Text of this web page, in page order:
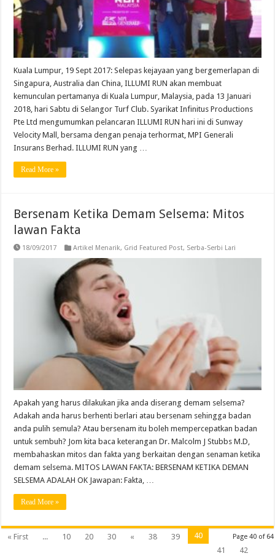
Kuala Lumpur, 19 Sept 2017: Selepas kejayaan yang bergemerlapan di
Singapura, Australia dan China, ILLUMI RUN akan membuat
kemunculan pertamanya di Kuala Lumpur, Malaysia, pada 13 Januari
2018, hari Sabtu di Selangor Turf Club. Syarikat Infinitus Productions
Pte Ltd mengumumkan pelancaran ILLUMI RUN hari ini di Sunway
Velocity Mall, bersama dengan penaja terhormat, MPI Generali
Insurans Berhad. ILLUMI RUN yang …
Read More »
Bersenam Ketika Demam Selsema: Mitos
lawan Fakta
18/09/2017 Artikel Menarik, Grid Featured Post, Serba-Serbi Lari
Apakah yang harus dilakukan jika anda diserang demam selsema?
Adakah anda harus berhenti berlari atau bersenam sehingga badan
anda pulih semula? Atau bersenam itu boleh mempercepatkan badan
untuk sembuh? Jom kita baca keterangan Dr. Malcolm J Stubbs M.D,
membahaskan mitos dan fakta yang berkaitan dengan senaman ketika
demam selsema. MITOS LAWAN FAKTA: BERSENAM KETIKA DEMAN
SELSEMA ADALAH OK Jawapan: Fakta, …
Read More »
Page 40 of 64
« First ... 10 20 30 « 38 39
40
41
42